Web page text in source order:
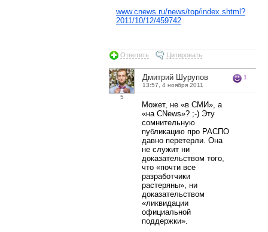
www.cnews.ru/news/top/index.shtml?
2011/10/12/459742
Ответить Цитировать
5
Дмитрий Шурупов
13:57, 4 ноября 2011
1
Может, не «в СМИ», а
«на CNews»? ;-) Эту
сомнительную
публикацию про РАСПО
давно перетерли. Она
не служит ни
доказательством того,
что «почти все
разработчики
растеряны», ни
доказательством
«ликвидации
официальной
поддержки».